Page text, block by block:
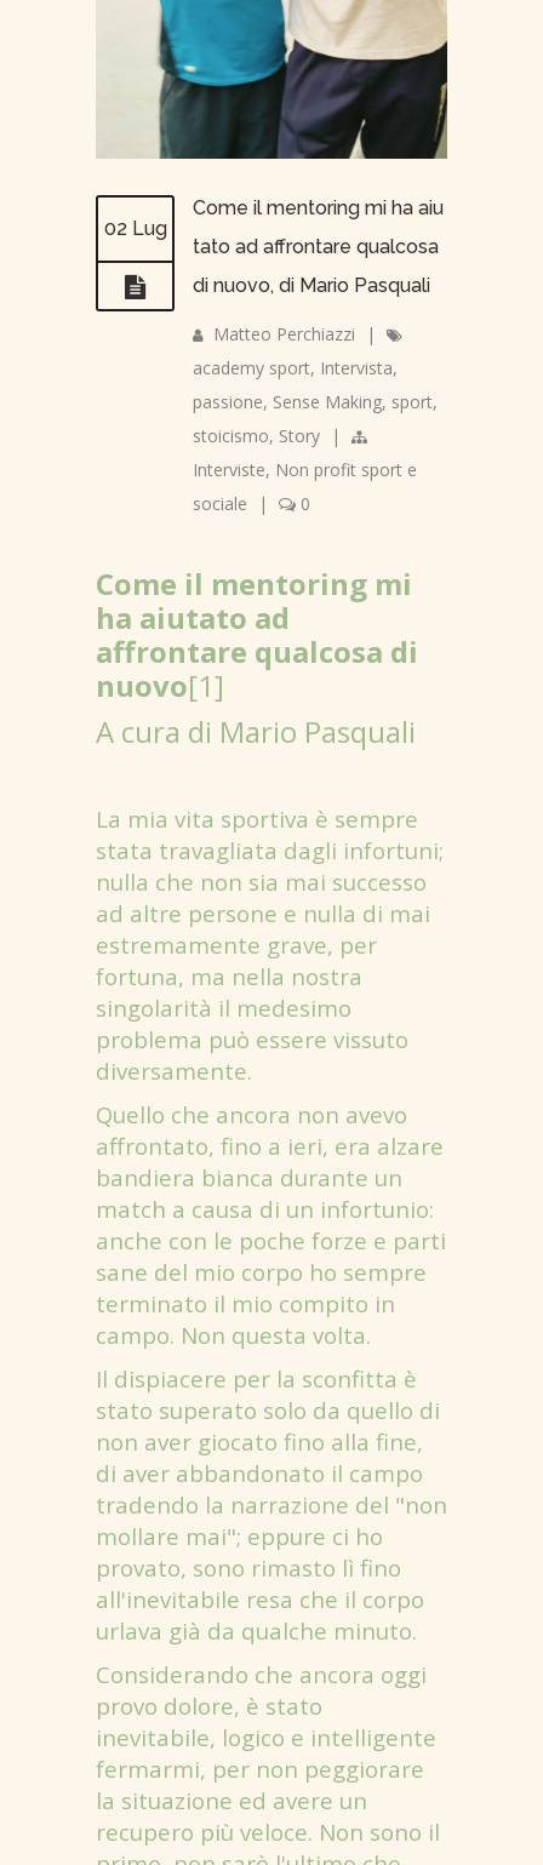
02 Lug
Come il mentoring mi ha aiu
tato ad affrontare qualcosa
di nuovo, di Mario Pasquali
Matteo Perchiazzi
|
academy sport, Intervista,
passione, Sense Making, sport,
stoicismo, Story
|
Interviste, Non profit sport e
sociale
| 0
Come il mentoring mi
ha aiutato ad
affrontare qualcosa di
nuovo[1]
A cura di Mario Pasquali
La mia vita sportiva è sempre
stata travagliata dagli infortuni;
nulla che non sia mai successo
ad altre persone e nulla di mai
estremamente grave, per
fortuna, ma nella nostra
singolarità il medesimo
problema può essere vissuto
diversamente.
Quello che ancora non avevo
affrontato, fino a ieri, era alzare
bandiera bianca durante un
match a causa di un infortunio:
anche con le poche forze e parti
sane del mio corpo ho sempre
terminato il mio compito in
campo. Non questa volta.
Il dispiacere per la sconfitta è
stato superato solo da quello di
non aver giocato fino alla fine,
di aver abbandonato il campo
tradendo la narrazione del "non
mollare mai"; eppure ci ho
provato, sono rimasto lì fino
all'inevitabile resa che il corpo
urlava già da qualche minuto.
Considerando che ancora oggi
provo dolore, è stato
inevitabile, logico e intelligente
fermarmi, per non peggiorare
la situazione ed avere un
recupero più veloce. Non sono il